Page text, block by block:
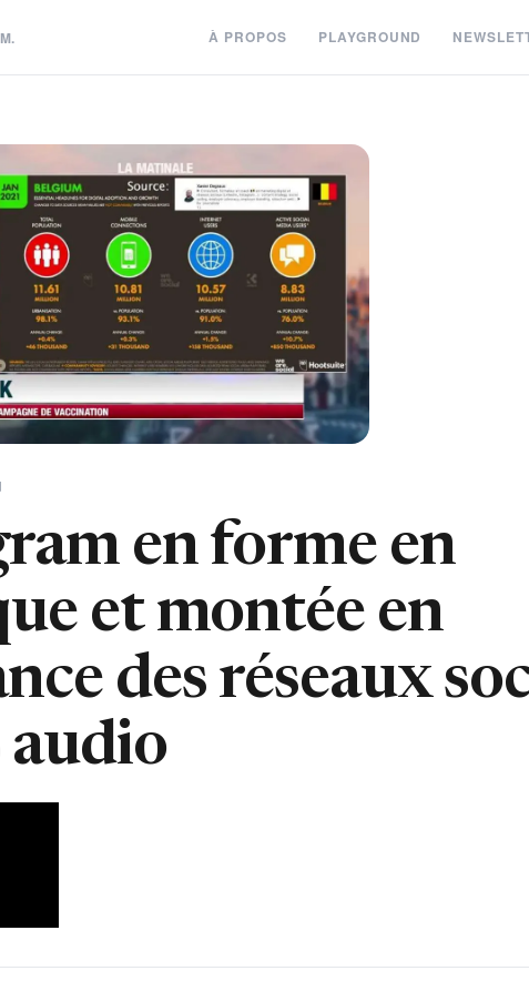
À PROPOS PLAYGROUND
en forme en
et montée en
des réseaux
audio